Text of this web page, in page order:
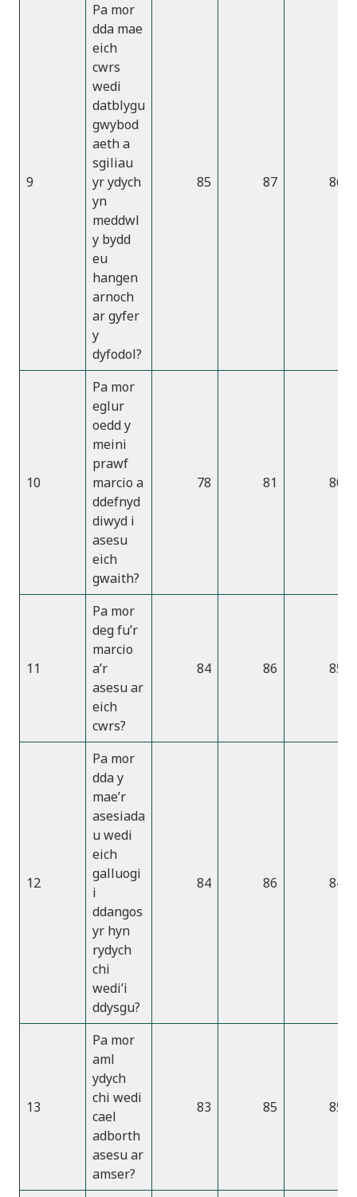
9
Pa mor
dda mae
eich
cwrs
wedi
datblygu
gwybod
aeth a
sgiliau
yr ydych
yn
meddwl
y bydd
eu
hangen
arnoch
ar gyfer
y
dyfodol?
85 87 86
10
Pa mor
eglur
oedd y
meini
prawf
marcio a
ddefnyd
diwyd i
asesu
eich
gwaith?
78 81 80
11
Pa mor
deg fu’r
marcio
a’r
asesu ar
eich
cwrs?
84 86 85
12
Pa mor
dda y
mae’r
asesiada
u wedi
eich
galluogi
i
ddangos
yr hyn
rydych
chi
wedi’i
ddysgu?
84 86 84
13
Pa mor
aml
ydych
chi wedi
cael
adborth
asesu ar
amser?
83 85 85